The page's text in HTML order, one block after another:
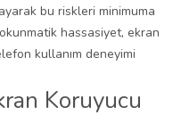
bu riskleri minimuma
hassasiyet, ekran
kullanım deneyimi
Koruyucu